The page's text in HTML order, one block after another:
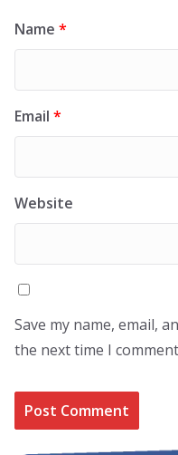
Name *
Email *
Website
Save my name, email,
the next time I